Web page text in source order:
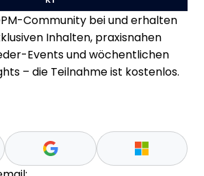
Community bei und erhalten
Inhalten, praxisnahen
Events und wöchentlichen
– die Teilnahme ist kostenlos.